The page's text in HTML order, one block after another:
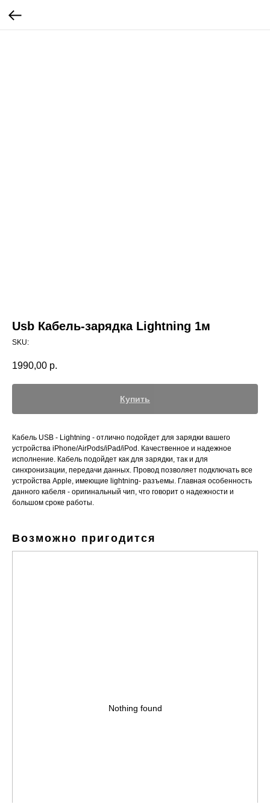
Usb Кабель-зарядка Lightning 1м
SKU:
1990,00 р.
Купить
Кабель USB - Lightning - отлично подойдет для зарядки вашего
устройства iPhone/AirPods/iPad/iPod. Качественное и надежное
исполнение. Кабель подойдет как для зарядки, так и для
синхронизации, передачи данных. Провод позволяет подключать все
устройства Apple, имеющие lightning- разъемы. Главная особенность
данного кабеля - оригинальный чип, что говорит о надежности и
большом сроке работы.
Возможно пригодится
Nothing found